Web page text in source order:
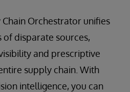
Orchestrator unifies
disparate sources,
and prescriptive
supply chain. With
intelligence, you can